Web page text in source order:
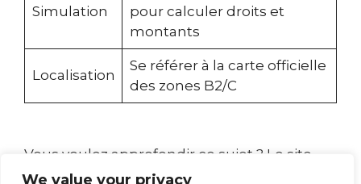
We value your privacy
Simulation
pour calculer droits et
montants
Localisation
Se référer à la carte officielle
des zones B2/C
Vous voulez approfondir ce sujet ? Le site
Tout Sur Mes Financespropose un guide